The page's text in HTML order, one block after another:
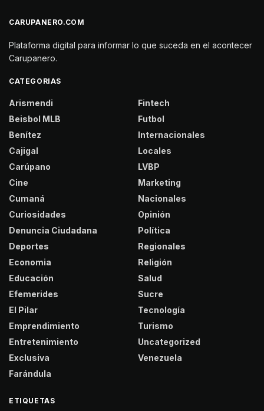
CARUPANERO.COM
Plataforma digital para informar lo que suceda en el acontecer
Carupanero.
CATEGORIAS
Arismendi
Beisbol MLB
Benítez
Cajigal
Carúpano
Cine
Cumaná
Curiosidades
Denuncia Ciudadana
Deportes
Economia
Educación
Efemerides
El Pilar
Emprendimiento
Entretenimiento
Exclusiva
Farándula
Fintech
Futbol
Internacionales
Locales
LVBP
Marketing
Nacionales
Opinión
Política
Regionales
Religión
Salud
Sucre
Tecnología
Turismo
Uncategorized
Venezuela
ETIQUETAS